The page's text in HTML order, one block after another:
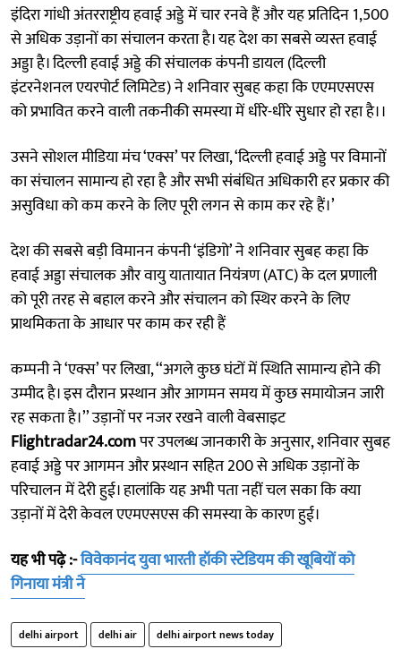
इंदिरा गांधी अंतरराष्ट्रीय हवाई अड्डे में चार रनवे हैं और यह प्रतिदिन 1,500
से अधिक उड़ानों का संचालन करता है। यह देश का सबसे व्यस्त हवाई
अड्डा है। दिल्ली हवाई अड्डे की संचालक कंपनी डायल (दिल्ली
इंटरनेशनल एयरपोर्ट लिमिटेड) ने शनिवार सुबह कहा कि एएमएसएस
को प्रभावित करने वाली तकनीकी समस्या में धीरे-धीरे सुधार हो रहा है।।
उसने सोशल मीडिया मंच ‘एक्स’ पर लिखा, ‘दिल्ली हवाई अड्डे पर विमानों
का संचालन सामान्य हो रहा है और सभी संबंधित अधिकारी हर प्रकार की
असुविधा को कम करने के लिए पूरी लगन से काम कर रहे हैं।’
देश की सबसे बड़ी विमानन कंपनी ‘इंडिगो’ ने शनिवार सुबह कहा कि
हवाई अड्डा संचालक और वायु यातायात नियंत्रण (ATC) के दल प्रणाली
को पूरी तरह से बहाल करने और संचालन को स्थिर करने के लिए
प्राथमिकता के आधार पर काम कर रही हैं
कम्पनी ने ‘एक्स’ पर लिखा, ‘‘अगले कुछ घंटों में स्थिति सामान्य होने की
उम्मीद है। इस दौरान प्रस्थान और आगमन समय में कुछ समायोजन जारी
रह सकता है।’’ उड़ानों पर नजर रखने वाली वेबसाइट
Flightradar24.comपर उपलब्ध जानकारी के अनुसार, शनिवार सुबह
हवाई अड्डे पर आगमन और प्रस्थान सहित 200 से अधिक उड़ानों के
परिचालन में देरी हुई। हालांकि यह अभी पता नहीं चल सका कि क्या
उड़ानों में देरी केवल एएमएसएस की समस्या के कारण हुई।
यह भी पढ़े :-विवेकानंद युवा भारती हॉकी स्टेडियम की खूबियों को
गिनाया मंत्री ने
delhi airport delhi air
delhi airport news today